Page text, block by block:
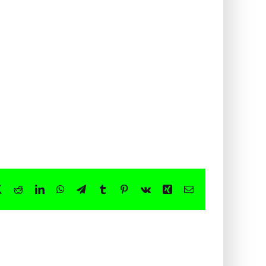
RedditLinkedInWhatsApp
TelegramTumblr Pinterest
Vk Xing E-